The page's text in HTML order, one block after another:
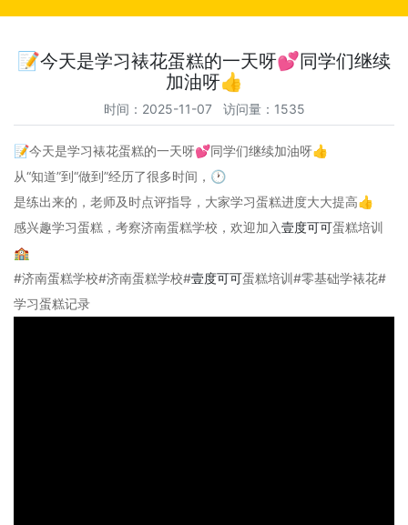
📝今天是学习裱花蛋糕的一天呀💕同学们继续
加油呀👍
时间：2025-11-07 访问量：1535
📝今天是学习裱花蛋糕的一天呀💕同学们继续加油呀👍
从“知道”到“做到”经历了很多时间，🕐
是练出来的，老师及时点评指导，大家学习蛋糕进度大大提高👍
感兴趣学习蛋糕，考察济南蛋糕学校，欢迎加入壹度可可蛋糕培训
🏫
#济南蛋糕学校#济南蛋糕学校#壹度可可蛋糕培训#零基础学裱花#
学习蛋糕记录